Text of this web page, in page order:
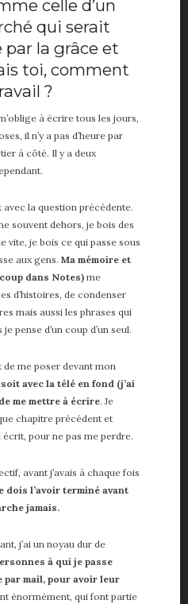
celle d’un
qui serait
la grâce et
toi, comment
?
à écrire tous les jours,
il n’y a pas d’heure par
à côté. Il y a deux
la question précédente.
souvent dehors, je bois des
vite, je bois ce qui passe sous
aux gens. Ma mémoire et
dans Notes) me
d’histoires, de condenser
mais aussi les phrases qui
pense d’un coup d’un seul.
de me poser devant mon
avec la télé en fond (j’ai
me mettre à écrire. Je
chapitre précédent et
écrit, pour ne pas me perdre.
avant j’avais à chaque fois
dois l’avoir terminé avant
jamais.
j’ai un noyau dur de
à qui je passe
par mail, pour avoir leur
énormément, qui font partie